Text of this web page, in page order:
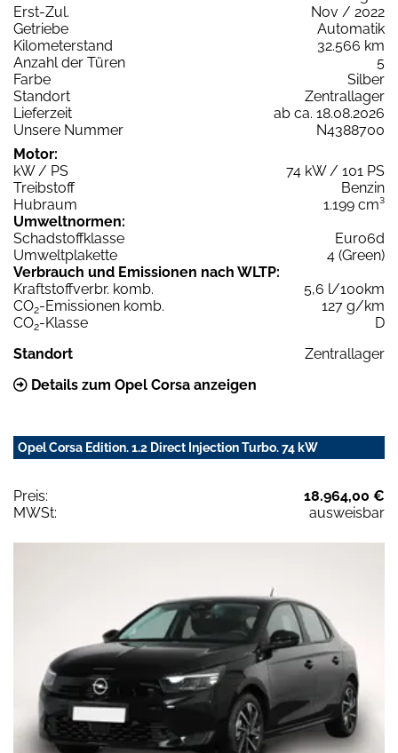
Erst-Zul.
Nov / 2022
Getriebe
Automatik
Kilometerstand
32.566 km
Anzahl der Türen
5
Farbe
Silber
Standort
Zentrallager
Lieferzeit
ab ca. 18.08.2026
Unsere Nummer
N4388700
Motor:
kW / PS
74 kW / 101 PS
Treibstoff
Benzin
Hubraum
1.199 cm³
Umweltnormen:
Schadstoffklasse
Euro6d
Umweltplakette
4 (Green)
Verbrauch und Emissionen nach WLTP:
Kraftstoffverbr. komb.
5,6 l/100km
CO2-Emissionen komb.
127 g/km
CO2-Klasse
D
Standort
Zentrallager
Details zum Opel Corsa anzeigen
Opel Corsa Edition. 1.2 Direct Injection Turbo. 74 kW
Preis:
18.964,00 €
MWSt:
ausweisbar